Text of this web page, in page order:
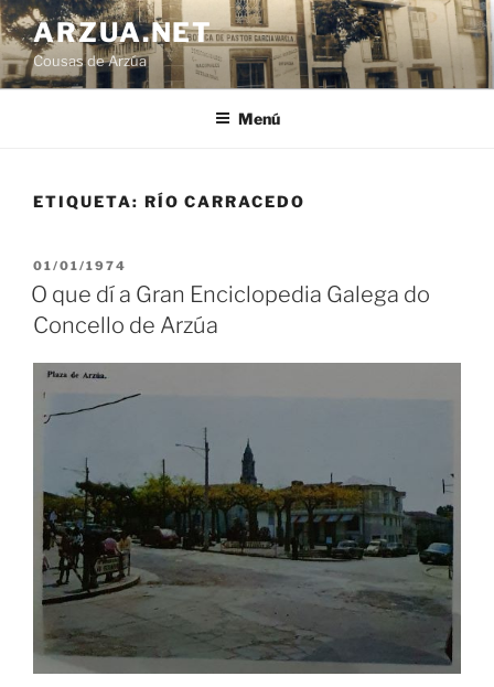
Ir
o
contido
ARZUA.NET
Cousas de Arzúa
Menú
ETIQUETA: RÍO CARRACEDO
PUBLICADO
EN
01/01/1974
O que dí a Gran Enciclopedia Galega do
Concello de Arzúa